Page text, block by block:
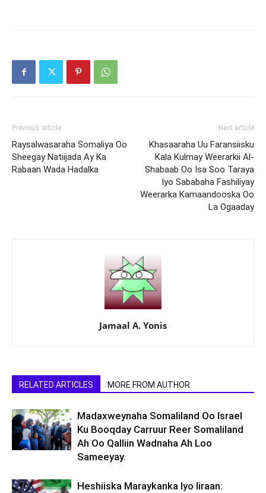
Previous article
Raysalwasaraha Somaliya Oo
Sheegay Natiijada Ay Ka
Rabaan Wada Hadalka
Next article
Khasaaraha Uu Faransiisku
Kala Kulmay Weerarkii Al-
Shabaab Oo Isa Soo Taraya
Iyo Sababaha Fashiliyay
Weerarka Kamaandooska Oo
La Ogaaday
Jamaal A. Yonis
RELATED ARTICLES MORE FROM AUTHOR
Madaxweynaha Somaliland Oo Israel
Ku Booqday Carruur Reer Somaliland
Ah Oo Qalliin Wadnaha Ah Loo
Sameeyay.
Heshiiska Maraykanka Iyo Iiraan: